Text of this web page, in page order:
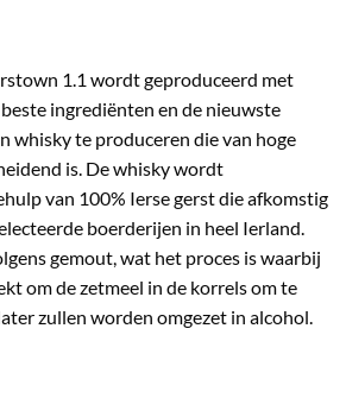
1.1 wordt geproduceerd met
ingrediënten en de nieuwste
whisky te produceren die van hoge
is. De whisky wordt
van 100% Ierse gerst die afkomstig
boerderijen in heel Ierland.
gemout, wat het proces is waarbij
om de zetmeel in de korrels om te
zullen worden omgezet in alcohol.